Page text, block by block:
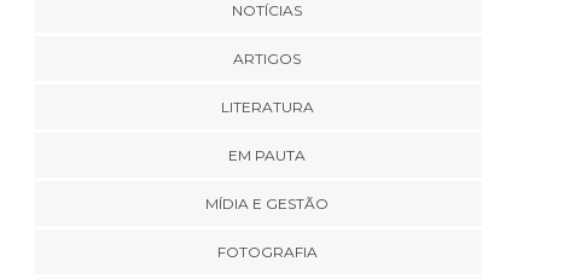
NOTÍCIAS
ARTIGOS
LITERATURA
EM PAUTA
MÍDIA E GESTÃO
FOTOGRAFIA